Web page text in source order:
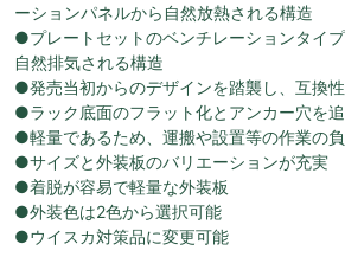
ーションパネルから自然放熱される構造
●プレートセットのベンチレーションタイ
自然排気される構造
●発売当初からのデザインを踏襲し、互換
●ラック底面のフラット化とアンカー穴を
●軽量であるため、運搬や設置等の作業の
●サイズと外装板のバリエーションが充実
●着脱が容易で軽量な外装板
●外装色は2色から選択可能
●ウイスカ対策品に変更可能